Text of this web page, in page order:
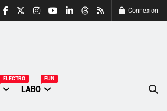
Connexion
ELECTRO
LABO
FUN